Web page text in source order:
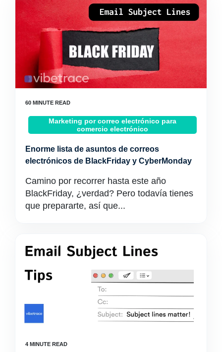
Marketing por correo electrónico para
comercio electrónico
Enorme lista de asuntos de correos
electrónicos de BlackFriday y CyberMonday
Camino por recorrer hasta este año
BlackFriday, ¿verdad? Pero todavía tienes
que prepararte, así que...